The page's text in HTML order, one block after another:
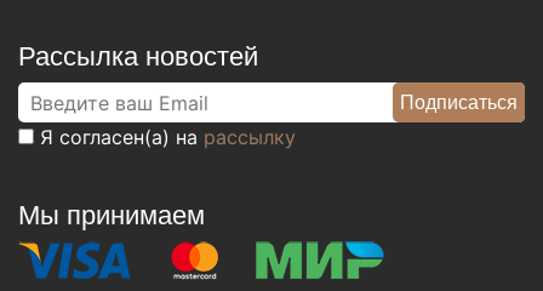
Рассылка новостей
Я согласен(а) на рассылку
Мы принимаем